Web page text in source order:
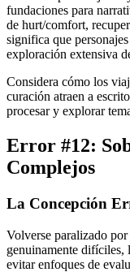
fundaciones para
de hurt/comfort,
significa que
exploración extensiva
Considera cómo los
curación atraen a
procesar y explorar
Error #12:
Complejos
La Concepción
Volverse paralizado
genuinamente difíciles,
evitar enfoques de